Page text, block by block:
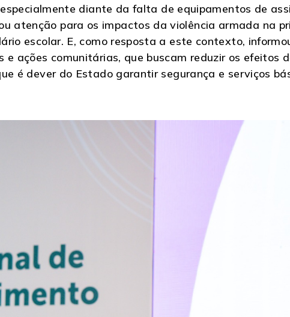
diante da falta de equipamentos de
atenção para os impactos da violência armada na
escolar. E, como resposta a este contexto,
ações comunitárias, que buscam reduzir os efeitos
é dever do Estado garantir segurança e serviços